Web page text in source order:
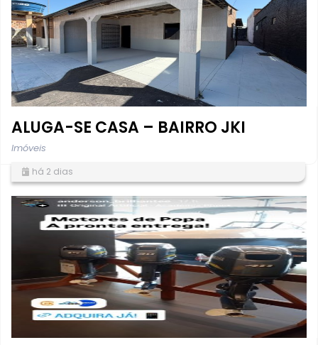
ALUGA-SE CASA – BAIRRO JKI
Imóveis
há 2 dias